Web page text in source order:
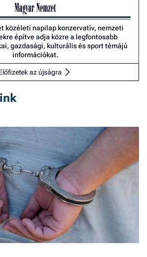
közéleti napilap konzervatív, nemzeti
építve adja közre a legfontosabb
gazdasági, kulturális és sport témájú
információkat.
az újságra